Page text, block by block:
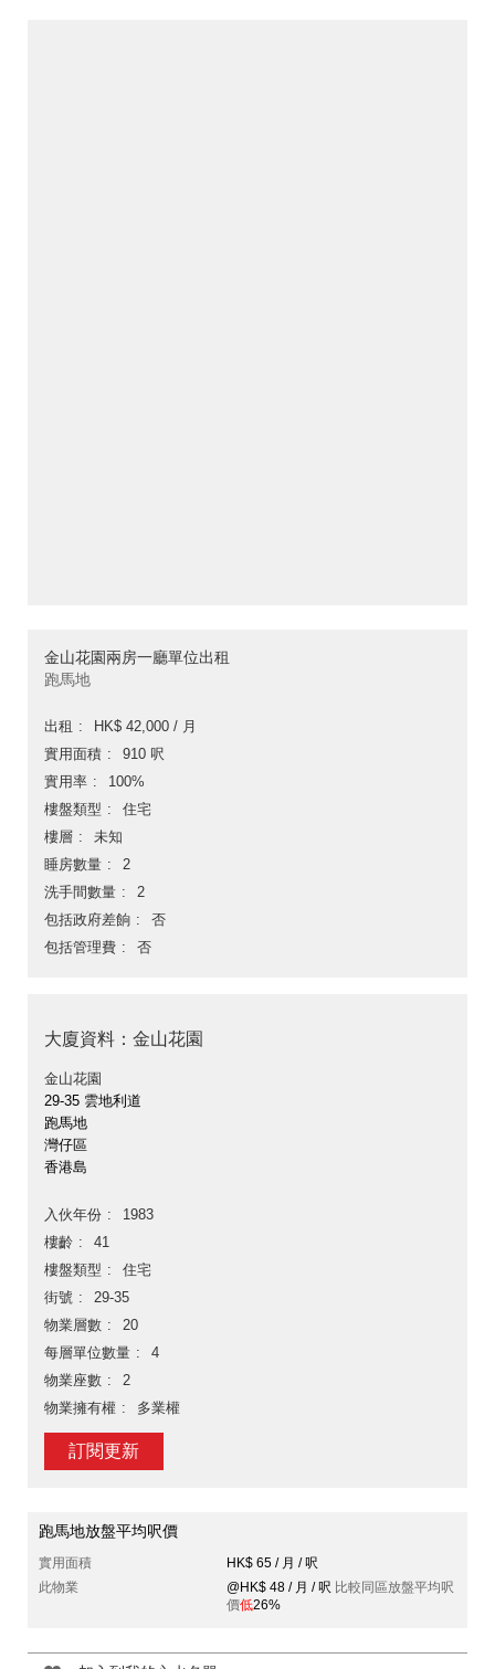
金山花園兩房一廳單位出租
跑馬地
出租
HK$ 42,000 / 月
實用面積
910 呎
實用率
100%
樓盤類型
住宅
樓層
未知
睡房數量
2
洗手間數量
2
包括政府差餉
否
包括管理費
否
大廈資料：金山花園
金山花園
29-35 雲地利道
跑馬地
灣仔區
香港島
入伙年份
1983
樓齡
41
樓盤類型
住宅
街號
29-35
物業層數
20
每層單位數量
4
物業座數
2
物業擁有權
多業權
訂閱更新
跑馬地放盤平均呎價
實用面積
HK$ 65 / 月 / 呎
此物業
@HK$ 48 / 月 / 呎 比較同區放盤平均呎
價低26%